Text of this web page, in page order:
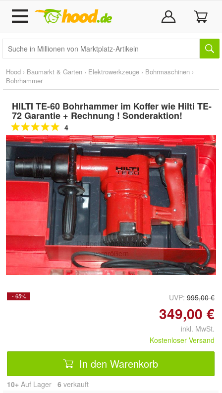
Hood › Baumarkt & Garten › Elektrowerkzeuge › Bohrmaschinen ›
Bohrhammer
HILTI TE-60 Bohrhammer im Koffer wie Hilti TE-
72 Garantie + Rechnung ! Sonderaktion!
4
Doppelt antippen zum
vergrößern
- 65% UVP: 995,00 €
349,00 €
inkl. MwSt.
Kostenloser Versand
In den Warenkorb
10+ Auf Lager 6 verkauft